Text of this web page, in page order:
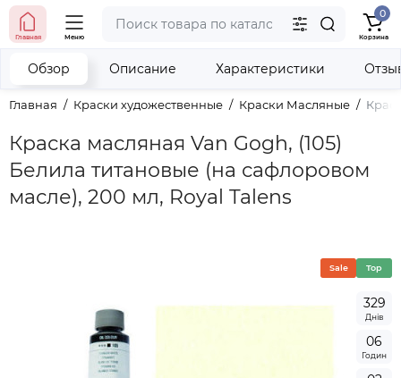
тел. (098) 673-42-06
наши контакты
Главная Меню
0
Корзина
Главная Краски художественные Краски Масляные
Краска масляная Van Gogh, (105)
Белила титановые (на сафлоровом
масле), 200 мл, Royal Talens
Обзор Описание Характеристики
Sale Top
329
Днів
06
Годин